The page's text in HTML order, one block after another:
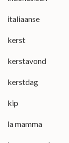
italiaanse
kerst
kerstavond
kerstdag
kip
la mamma